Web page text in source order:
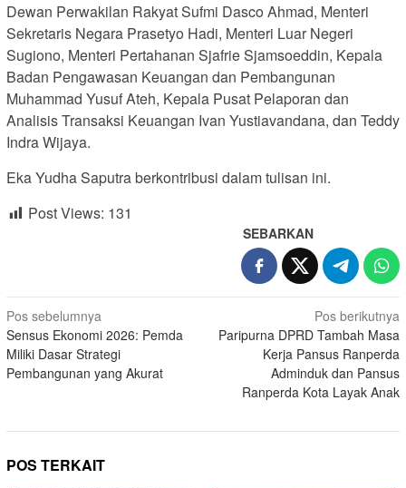
Dewan Perwakilan Rakyat Sufmi Dasco Ahmad, Menteri
Sekretaris Negara Prasetyo Hadi, Menteri Luar Negeri
Sugiono, Menteri Pertahanan Sjafrie Sjamsoeddin, Kepala
Badan Pengawasan Keuangan dan Pembangunan
Muhammad Yusuf Ateh, Kepala Pusat Pelaporan dan
Analisis Transaksi Keuangan Ivan Yustiavandana, dan Teddy
Indra Wijaya.
Eka Yudha Saputra berkontribusi dalam tulisan ini.
Post Views: 131
SEBARKAN
Navigasi
pos
Pos sebelumnya
Sensus Ekonomi 2026: Pemda
Miliki Dasar Strategi
Pembangunan yang Akurat
Pos berikutnya
Paripurna DPRD Tambah Masa
Kerja Pansus Ranperda
Adminduk dan Pansus
Ranperda Kota Layak Anak
POS TERKAIT